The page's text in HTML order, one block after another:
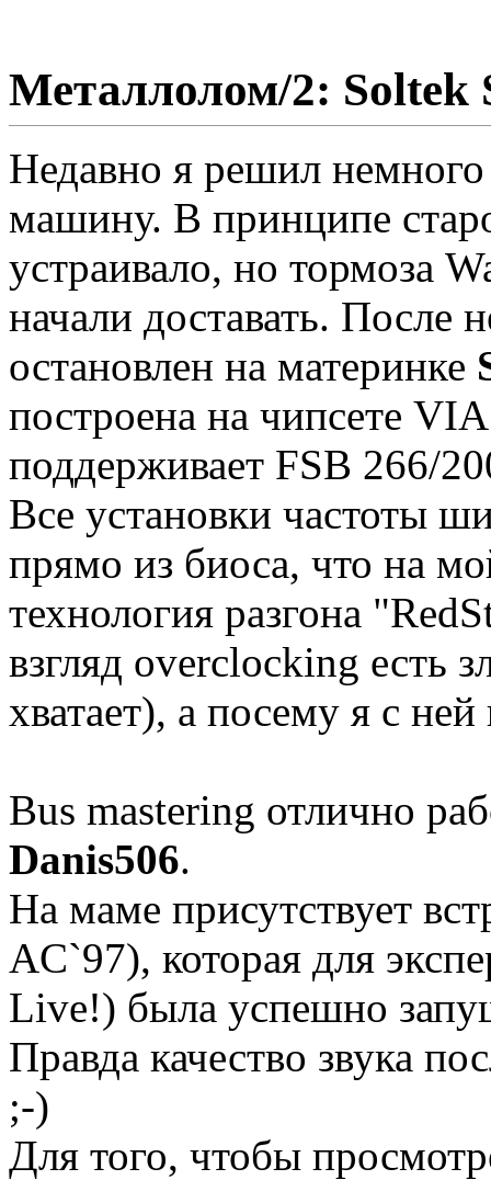
Металлолом/2: Soltek
Недавно я решил
машину. В принципе
устраивало, но тормоза
начали доставать.
остановлен на материнке
построена на чипсете
поддерживает FSB 266/
Все установки частоты
прямо из биоса, что на
технология разгона
взгляд overclocking есть
хватает), а посему я с
Bus mastering отлично
Danis506.
На маме присутствует
AC`97), которая для
Live!) была успешно
Правда качество звука
;-)
Для того, чтобы